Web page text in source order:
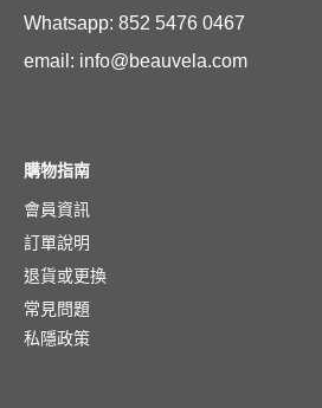
Whatsapp: 852 5476 0467
email: info@beauvela.com
購物指南
會員資訊
訂單說明
退貨或更換
常見問題
私隱政策